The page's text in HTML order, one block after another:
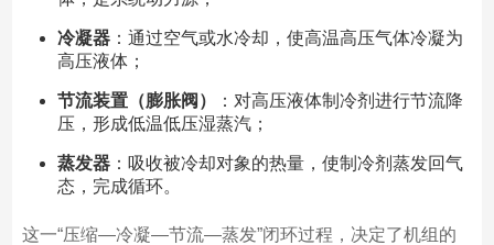
冷凝器：通过空气或水冷却，使高温高压气体冷凝为
高压液体；
节流装置（膨胀阀）
：对高压液体制冷剂进行节流降
压，形成低温低压湿蒸汽；
蒸发器：吸收被冷却对象的热量，使制冷剂蒸发回气
态，完成循环。
这一“压缩—冷凝—节流—蒸发”闭环过程，决定了机组的